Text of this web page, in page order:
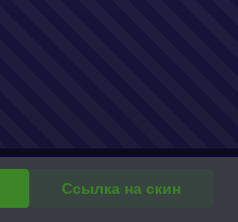
Ссылка на скин